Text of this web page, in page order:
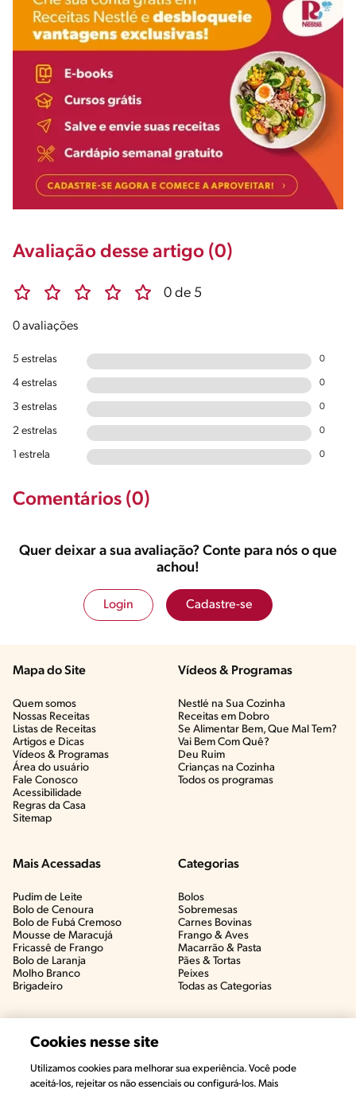
Avaliação desse artigo (0)
0 de 5
0 avaliações
5 estrelas 0
4 estrelas 0
3 estrelas 0
2 estrelas 0
1 estrela 0
Comentários (0)
Quer deixar a sua avaliação? Conte para nós o que
achou!
Login Cadastre-se
#CHAMANUTRI
Mapa do Site
Quem somos
Nossas Receitas
Listas de Receitas​
Artigos e Dicas​
Vídeos & Programas​
Área do usuário
Fale Conosco
Acessibilidade
Regras da Casa
Sitemap
Vídeos & Programas​
Nestlé na Sua Cozinha
Receitas em Dobro
Se Alimentar Bem, Que Mal Tem?​
Vai Bem Com Quê?​
Deu Ruim​
Crianças na Cozinha​
Todos os programas
Mais Acessadas
Pudim de Leite
Bolo de Cenoura
Bolo de Fubá Cremoso
Mousse de Maracujá
Fricassê de Frango
Bolo de Laranja
Molho Branco
Brigadeiro
Categorias
Bolos
Sobremesas
Carnes Bovinas​
Frango & Aves​
Macarrão & Pasta​
Pães & Tortas​
Peixes
Todas as Categorias
Cookies nesse site
Utilizamos cookies para melhorar sua experiência. Você pode
aceitá-los, rejeitar os não essenciais ou configurá-los. Mais